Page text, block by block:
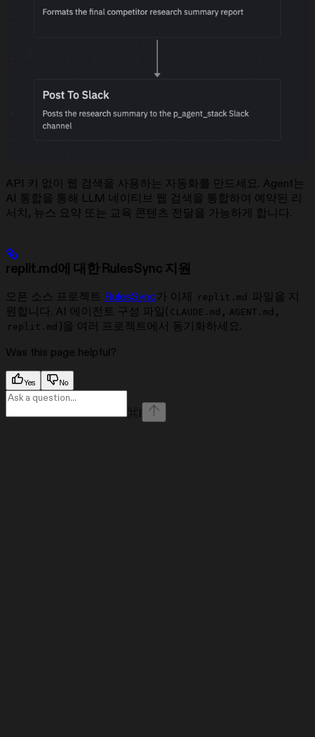
API 키 없이 웹 검색을 사용하는 자동화를 만드세요. Agent는
AI 통합을 통해 LLM 네이티브 웹 검색을 통합하여 예약된 리
서치, 뉴스 요약 또는 교육 콘텐츠 전달을 가능하게 합니다.
replit.md에 대한 RulesSync 지원
오픈 소스 프로젝트 RulesSync가 이제 replit.md
파일을 지
원합니다. AI 에이전트 구성 파일( CLAUDE.md , AGENT.md ,
replit.md )을 여러 프로젝트에서 동기화하세요.
Was this page helpful?
Yes No
I